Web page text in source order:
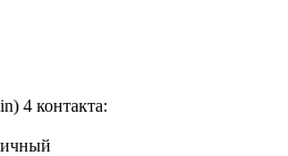
4 контакта: